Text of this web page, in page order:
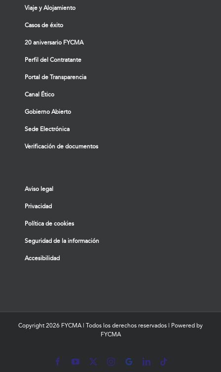
Viaje y Alojamiento
Casos de éxito
20 aniversario FYCMA
Perfil del Contratante
Portal de Transparencia
Canal Ético
Gobierno Abierto
Sede Electrónica
Verificación de documentos
Aviso legal
Privacidad
Política de cookies
Seguridad de la información
Accesibilidad
Copyright 2026 FYCMA | Todos los derechos reservados | Powered by
FYCMA
FacebookYouTube
X Instagram
MyBusinessLinkedInTiktok